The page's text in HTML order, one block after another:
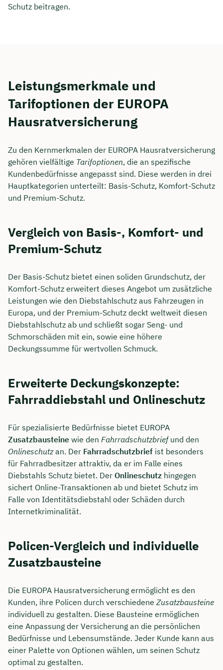
Schutz beitragen.
Leistungsmerkmale und
Tarifoptionen der EUROPA
Hausratversicherung
Zu den Kernmerkmalen der EUROPA Hausratversicherung
gehören vielfältige Tarifoptionen, die an spezifische
Kundenbedürfnisse angepasst sind. Diese werden in drei
Hauptkategorien unterteilt: Basis-Schutz, Komfort-Schutz
und Premium-Schutz.
Vergleich von Basis-, Komfort- und
Premium-Schutz
Der Basis-Schutz bietet einen soliden Grundschutz, der
Komfort-Schutz erweitert dieses Angebot um zusätzliche
Leistungen wie den Diebstahlschutz aus Fahrzeugen in
Europa, und der Premium-Schutz deckt weltweit diesen
Diebstahlschutz ab und schließt sogar Seng- und
Schmorschäden mit ein, sowie eine höhere
Deckungssumme für wertvollen Schmuck.
Erweiterte Deckungskonzepte:
Fahrraddiebstahl und Onlineschutz
Für spezialisierte Bedürfnisse bietet EUROPA
Zusatzbausteine wie den Fahrradschutzbriefund den
Onlineschutzan. Der Fahrradschutzbrief ist besonders
für Fahrradbesitzer attraktiv, da er im Falle eines
Diebstahls Schutz bietet. Der Onlineschutz hingegen
sichert Online-Transaktionen ab und bietet Schutz im
Falle von Identitätsdiebstahl oder Schäden durch
Internetkriminalität.
Policen-Vergleich und individuelle
Zusatzbausteine
Die EUROPA Hausratversicherung ermöglicht es den
Kunden, ihre Policen durch verschiedene Zusatzbausteine
individuell zu gestalten. Diese Bausteine ermöglichen
eine Anpassung der Versicherung an die persönlichen
Bedürfnisse und Lebensumstände. Jeder Kunde kann aus
einer Palette von Optionen wählen, um seinen Schutz
optimal zu gestalten.
Jetzt persönliches
Beratungsgespräch mit Jonas
Ubben sichern 🤝
Wir beraten dich Montag bis Freitag von 8 bis